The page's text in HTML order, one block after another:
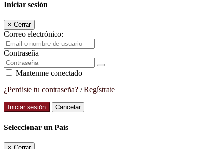
Iniciar sesión
× Cerrar
Correo electrónico:
Contraseña
Mantenme conectado
¿Perdiste tu contraseña? /Regístrate
Iniciar sesión Cancelar
Seleccionar un País
× Cerrar